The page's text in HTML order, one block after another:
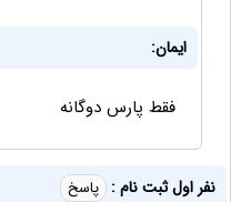
ایمان:
فقط پارس دوگانه
نفر اول ثبت نام : پاسخ